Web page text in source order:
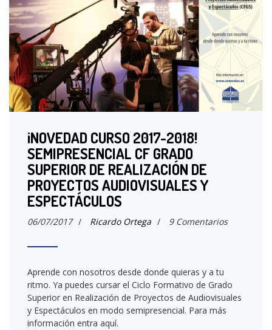
¡NOVEDAD CURSO 2017-2018!
SEMIPRESENCIAL CF GRADO
SUPERIOR DE REALIZACIÓN DE
PROYECTOS AUDIOVISUALES Y
ESPECTÁCULOS
06/07/2017 / Ricardo Ortega / 9 Comentarios
Aprende con nosotros desde donde quieras y a tu
ritmo. Ya puedes cursar el Ciclo Formativo de Grado
Superior en Realización de Proyectos de Audiovisuales
y Espectáculos en modo semipresencial. Para más
información entra aquí.